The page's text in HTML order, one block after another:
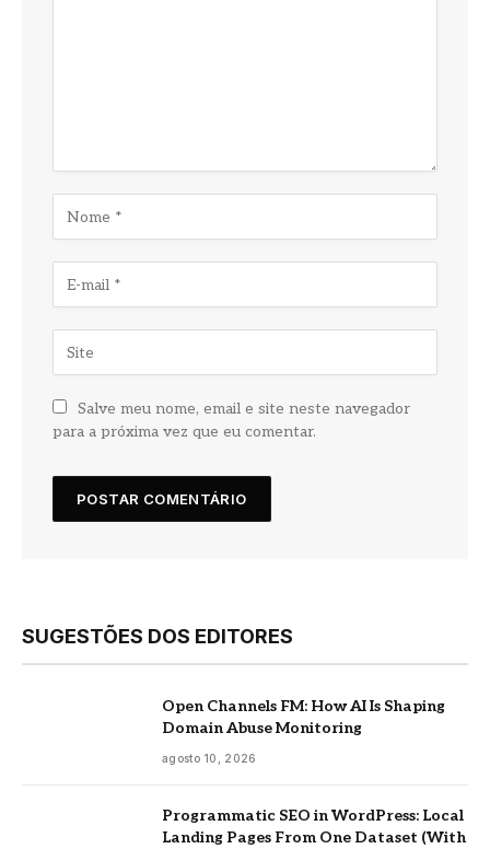
Salve meu nome, email e site neste navegador
para a próxima vez que eu comentar.
SUGESTÕES DOS EDITORES
Open Channels FM: How AI Is Shaping
Domain Abuse Monitoring
agosto 10, 2026
Programmatic SEO in WordPress: Local
Landing Pages From One Dataset (With